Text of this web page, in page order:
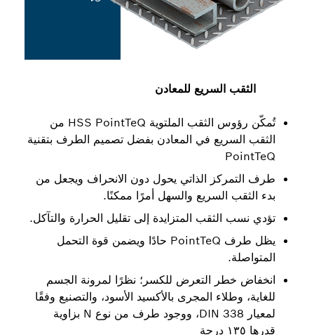
السريع للمعادن
تُمكّن رؤوس الثقب الملتوية HSS PointTeQ من
في المعادن بفضل تصميم الطرف بتقنية
الذاتي يحول دون الانحراف ويجعل من
السريع والسهل أمرًا ممكنًا.
المتزايدة إلى تقليل الحرارة والتآكل.
يظل طرف PointTeQ حادًا ويضمن قوة التحمل
التعرض للكسر؛ نظرًا لمرونة الجسم
المجرى بالأكسيد الأسود، والتصنيع وفقًا
لمعيار DIN 338، ووجود طرف من نوع N بزاوية